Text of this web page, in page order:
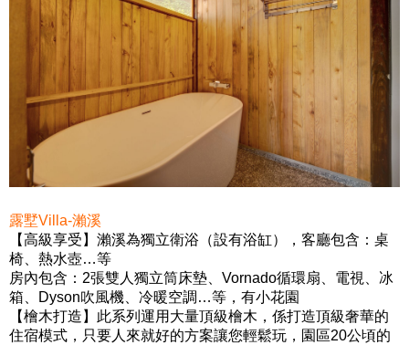
露墅Villa-瀨溪
【高級享受】 瀨溪為獨立衛浴（設有浴缸）， 客廳包含：桌
椅、熱水壺…等
房內包含：2張雙人獨立筒床墊、Vornado循環扇、電視、冰
箱、Dyson吹風機、冷暖空調…等， 有小花園
【檜木打造】 此系列運用大量頂級檜木，係打造頂級奢華的
住宿模式，只要人來就好的方案讓您輕鬆玩，園區20公頃的